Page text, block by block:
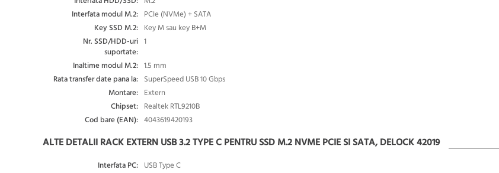
Interfata modul M.2: PCIe (NVMe) + SATA
Key SSD M.2: Key M sau key B+M
Nr. SSD/HDD-uri
suportate:
1
Inaltime modul M.2: 1.5 mm
Rata transfer date pana la: SuperSpeed USB 10 Gbps
Montare: Extern
Chipset: Realtek RTL9210B
Cod bare (EAN): 4043619420193
ALTE DETALII RACK EXTERN USB 3.2 TYPE C PENTRU SSD M.2 NVME PCIE SI SATA, DELOCK 42019
Interfata PC: USB Type C